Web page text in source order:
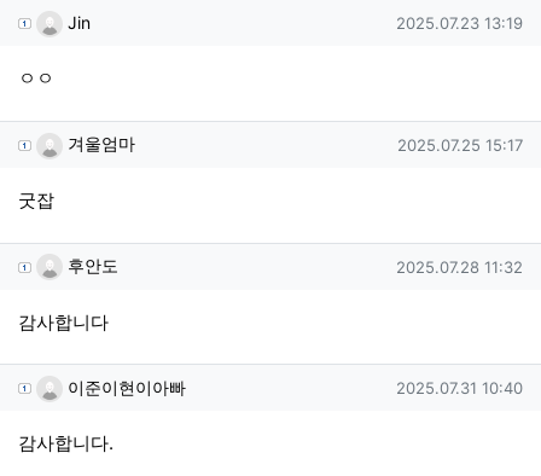
Jin님의 댓글
Jin 작성일
2025.07.23 13:19
ㅇㅇ
겨울엄마님의 댓글
겨울엄마 작성일
2025.07.25 15:17
굿잡
후안도님의 댓글
후안도 작성일
2025.07.28 11:32
감사합니다
이준이현이아빠님의 댓글
이준이현이아빠 작성일
2025.07.31 10:40
감사합니다.